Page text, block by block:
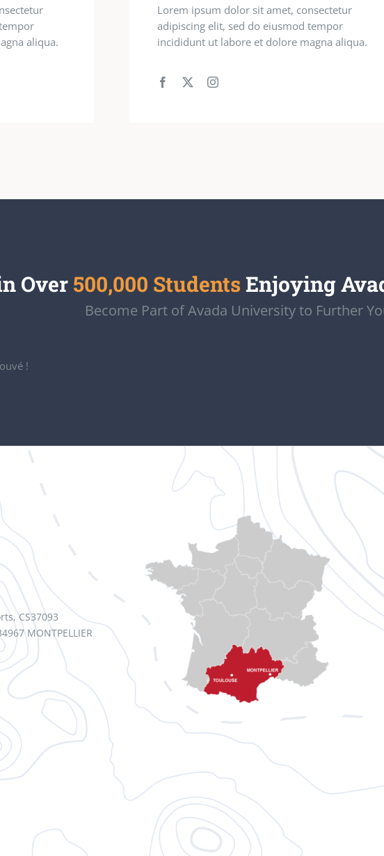
aliqua.
Lorem ipsum dolor sit amet, consectetur
adipiscing elit, sed do eiusmod tempor
incididunt ut labore et dolore magna aliqua.
Over 500,000 Students Enjoying
Become Part of Avada University to Further
!
CS37093
MONTPELLIER